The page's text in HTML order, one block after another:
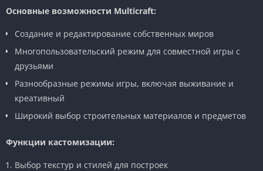
Основные возможности Multicraft:
Создание и редактирование собственных миров
Многопользовательский режим для совместной игры с
друзьями
Разнообразные режимы игры, включая выживание и
креативный
Широкий выбор строительных материалов и предметов
Функции кастомизации:
Выбор текстур и стилей для построек